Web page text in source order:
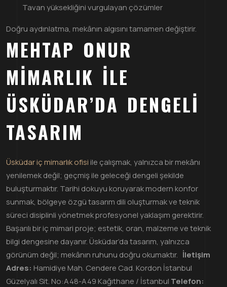
Tavan yüksekliğini vurgulayan çözümler
Doğru aydınlatma, mekânın algısını tamamen değiştirir.
MEHTAP ONUR
MIMARLIK ILE
ÜSKÜDAR’DA DENGELI
TASARIM
Üsküdar iç mimarlık ofisi ile çalışmak, yalnızca bir mekânı
yenilemek değil; geçmiş ile geleceği dengeli şekilde
buluşturmaktır. Tarihi dokuyu koruyarak modern konfor
sunmak, bölgeye özgü tasarım dili oluşturmak ve teknik
süreci disiplinli yönetmek profesyonel yaklaşım gerektirir.
Başarılı bir iç mimari proje; estetik, oran, malzeme ve teknik
bilgi dengesine dayanır. Üsküdar’da tasarım, yalnızca
görünüm değil; mekânın ruhunu doğru okumaktır. İletişim
Adres: Hamidiye Mah. Cendere Cad. Kordon İstanbul
Güzelyalı Sit. No:A48-A49 Kağıthane / İstanbul Telefon: